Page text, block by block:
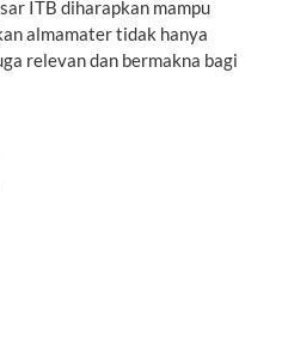
ITB diharapkan mampu
almamater tidak hanya
relevan dan bermakna bagi